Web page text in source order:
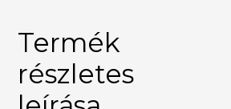
Termék
részletes